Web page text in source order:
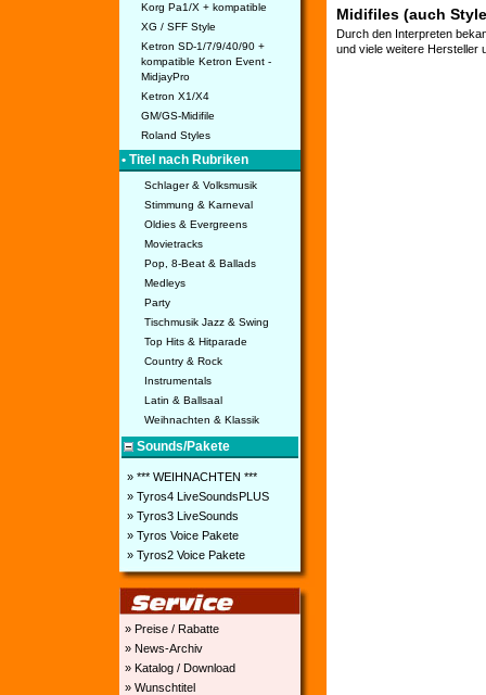
Korg Pa1/X + kompatible
XG / SFF Style
Ketron SD-1/7/9/40/90 +
kompatible Ketron Event -
MidjayPro
Ketron X1/X4
GM/GS-Midifile
Roland Styles
• Titel nach Rubriken
Schlager & Volksmusik
Stimmung & Karneval
Oldies & Evergreens
Movietracks
Pop, 8-Beat & Ballads
Medleys
Party
Tischmusik Jazz & Swing
Top Hits & Hitparade
Country & Rock
Instrumentals
Latin & Ballsaal
Weihnachten & Klassik
Sounds/Pakete
» *** WEIHNACHTEN ***
» Tyros4 LiveSoundsPLUS
» Tyros3 LiveSounds
» Tyros Voice Pakete
» Tyros2 Voice Pakete
» Preise / Rabatte
» News-Archiv
» Katalog / Download
» Wunschtitel
Midifiles (auch
Durch den Interpreten
und viele weitere Hersteller